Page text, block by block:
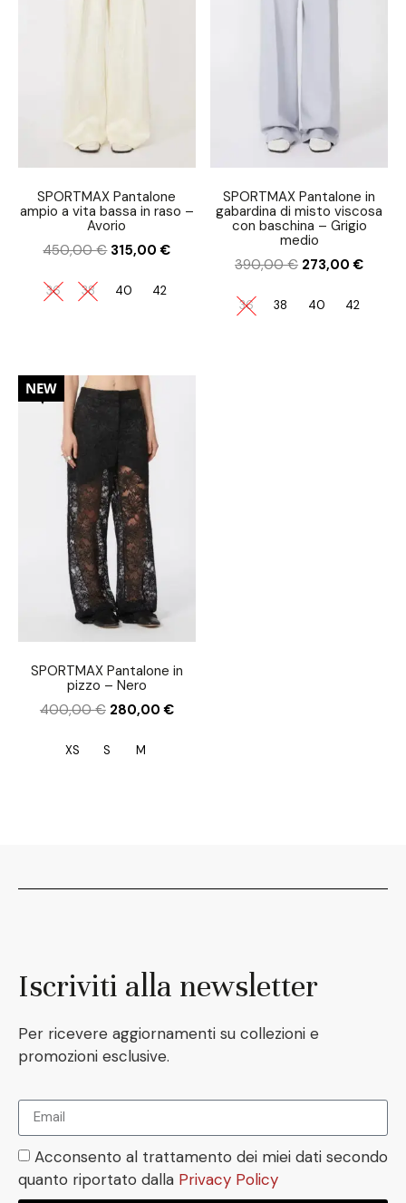
SPORTMAX Pantalone
ampio a vita bassa in raso –
Avorio
450,00€ 315,00€
36 38 40 42
SPORTMAX Pantalone in
gabardina di misto viscosa
con baschina – Grigio
medio
390,00€ 273,00€
36 38 40 42
30%
NEW
SPORTMAX Pantalone in
pizzo – Nero
400,00€ 280,00€
XS S M
Iscriviti alla newsletter
Per ricevere aggiornamenti su collezioni e
promozioni esclusive.
Acconsento al trattamento dei miei dati secondo
quanto riportato dalla Privacy Policy